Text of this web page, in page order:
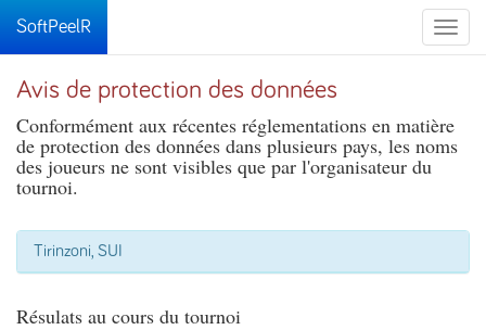
Toggle
SoftPeelR
Avis de protection des données
Conformément aux récentes réglementations en matière
de protection des données dans plusieurs pays, les noms
des joueurs ne sont visibles que par l'organisateur du
tournoi.
Tirinzoni, SUI
Résulats au cours du tournoi